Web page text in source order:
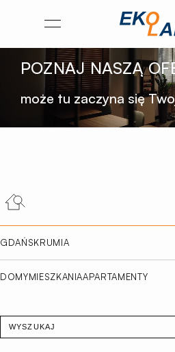
Przejdź
główną
Ekolan
Otwórz
POZNAJ NASZĄ
może tu zaczyna się
GDAŃSKRUMIA
DOMYMIESZKANIAAPARTAMENTY
WYSZUKAJ